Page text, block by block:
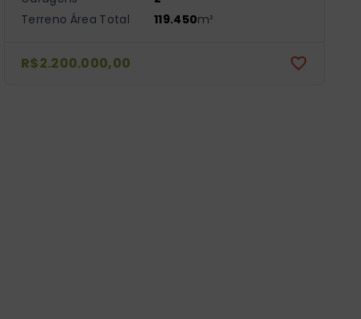
Terreno Área Total
119.450m²
R$2.200.000,00